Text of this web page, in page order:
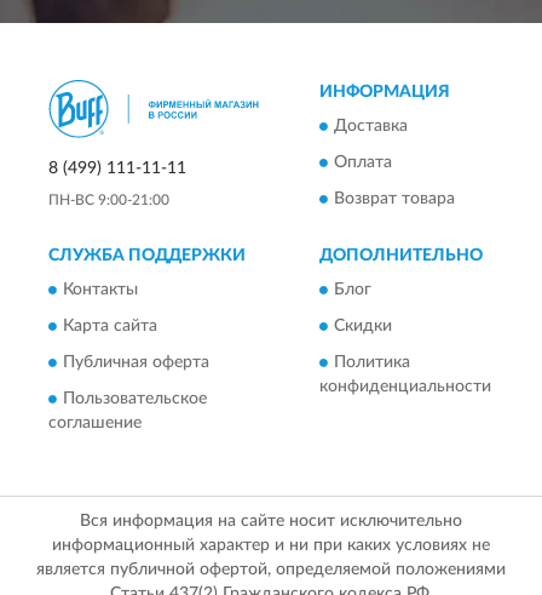
8 (499) 111-11-11
ПН-ВС 9:00-21:00
ИНФОРМАЦИЯ
Доставка
Оплата
Возврат товара
СЛУЖБА ПОДДЕРЖКИ
Контакты
Карта сайта
Публичная оферта
Пользовательское
соглашение
ДОПОЛНИТЕЛЬНО
Блог
Скидки
Политика
конфиденциальности
Вся информация на сайте носит исключительно
информационный характер и ни при каких условиях не
является публичной офертой, определяемой положениями